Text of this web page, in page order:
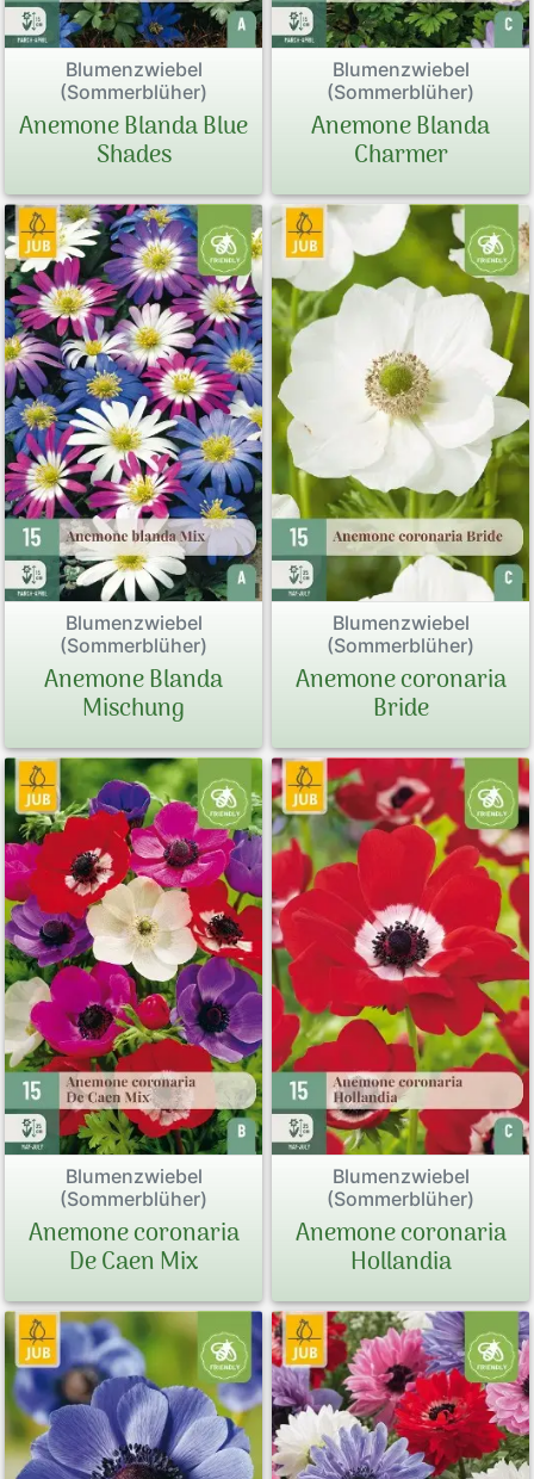
Blumenzwiebel
(Sommerblüher)
Anemone Blanda Blue
Shades
Blumenzwiebel
(Sommerblüher)
Anemone Blanda
Charmer
Blumenzwiebel
(Sommerblüher)
Anemone Blanda
Mischung
Blumenzwiebel
(Sommerblüher)
Anemone coronaria
Bride
Blumenzwiebel
(Sommerblüher)
Anemone coronaria
De Caen Mix
Blumenzwiebel
(Sommerblüher)
Anemone coronaria
Hollandia